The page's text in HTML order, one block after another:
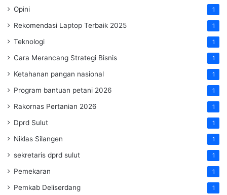
Opini 1
Rekomendasi Laptop Terbaik 2025 1
Teknologi 1
Cara Merancang Strategi Bisnis 1
Ketahanan pangan nasional 1
Program bantuan petani 2026 1
Rakornas Pertanian 2026 1
Dprd Sulut 1
Niklas Silangen 1
sekretaris dprd sulut 1
Pemekaran 1
Pemkab Deliserdang 1